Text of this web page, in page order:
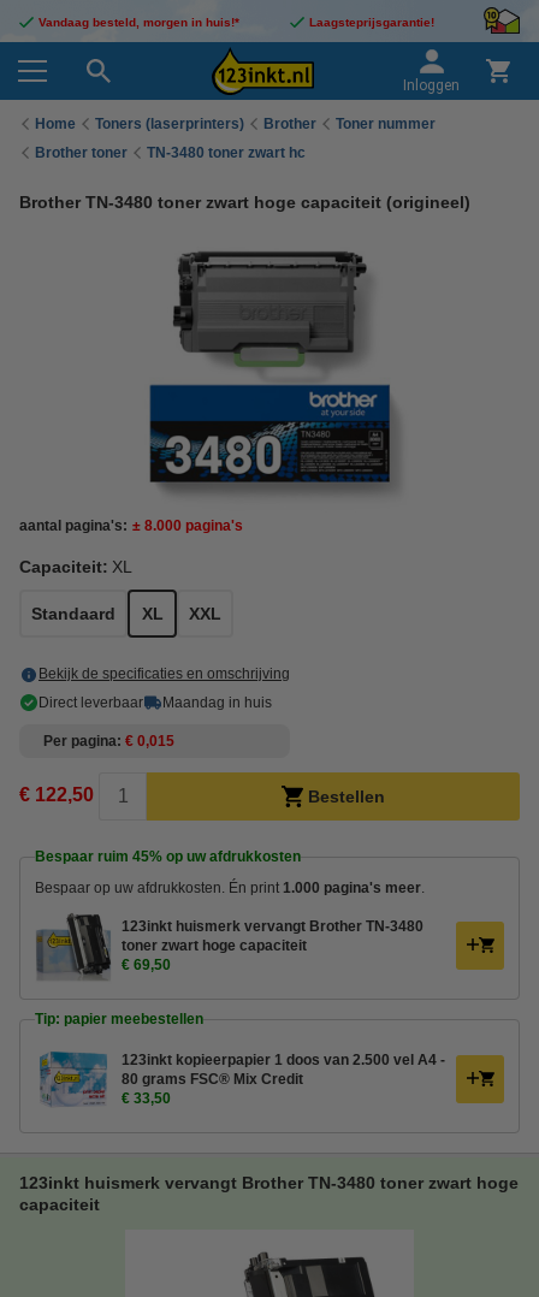
Vandaag besteld, morgen in huis!* Laagsteprijsgarantie!
Inloggen
Home Toners (laserprinters) Brother
Toner nummer
Brother toner
TN-3480 toner zwart hc
Brother TN-3480 toner zwart hoge capaciteit (origineel)
aantal pagina's: ± 8.000 pagina's
Capaciteit: XL
Standaard XL XXL
Bekijk de specificaties en omschrijving
Direct leverbaar
Maandag in huis
Per pagina € 0,015
€ 122,50 Bestellen
Bespaar ruim 45% op uw afdrukkosten
Bespaar op uw afdrukkosten. Én print 1.000 pagina's meer.
123inkt huismerk vervangt Brother TN-3480
toner zwart hoge capaciteit
€ 69,50
Tip: papier meebestellen
123inkt kopieerpapier 1 doos van 2.500 vel A4 -
80 grams FSC® Mix Credit
€ 33,50
123inkt huismerk vervangt Brother TN-3480 toner zwart hoge
capaciteit